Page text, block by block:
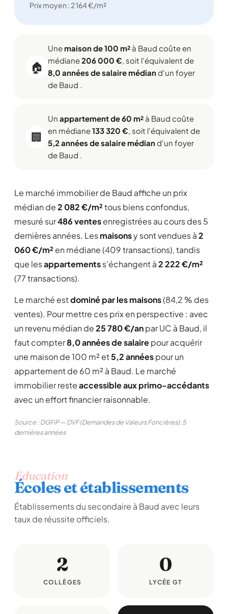
Prix moyen : 2 164 €/m²
🏠
Une maison de 100 m² à Baud coûte en
médiane206 000 €, soit l'équivalent de
8,0 années de salaire médiand'un foyer
de Baud .
🏢
Un appartement de 60 m² à Baud coûte
en médiane133 320 €, soit l'équivalent de
5,2 années de salaire médiand'un foyer
de Baud .
Le marché immobilier de Baud affiche un prix
médian de2 082 €/m²tous biens confondus,
mesuré sur486 ventesenregistrées au cours des 5
dernières années. Lesmaisonsy sont vendues à2
060 €/m² en médiane (409 transactions), tandis
que lesappartementss'échangent à2 222 €/m²
(77 transactions).
Le marché estdominé par les maisons(84,2 % des
ventes). Pour mettre ces prix en perspective : avec
un revenu médian de25 780 €/anpar UC à Baud, il
faut compter8,0 années de salairepour acquérir
une maison de 100 m² et5,2 annéespour un
appartement de 60 m² à Baud. Le marché
immobilier resteaccessible aux primo-accédants
avec un effort financier raisonnable.
Source : DGFiP — DVF (Demandes de Valeurs Foncières), 5
dernières années
Education
Écoles et établissements
Établissements du secondaire à Baud avec leurs
taux de réussite officiels.
2
COLLÈGES
0
LYCÉE GT